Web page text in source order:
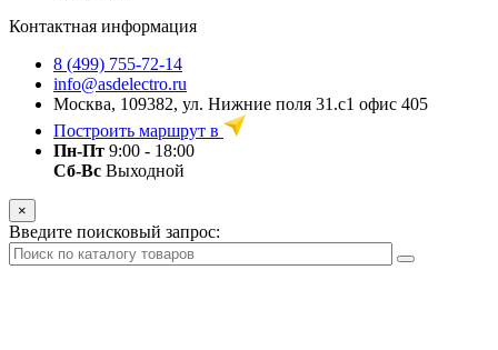
Контактная информация
8 (499) 755-72-14
info@asdelectro.ru
Москва, 109382, ул. Нижние поля 31.с1 офис 405
Построить маршрут в
Пн-Пт 9:00 - 18:00
Сб-Вс Выходной
×
Введите поисковый запрос: